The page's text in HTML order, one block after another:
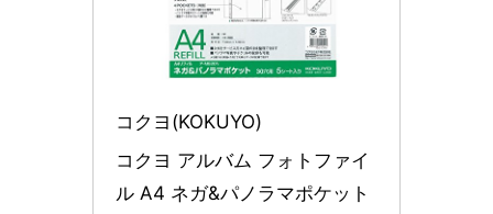
コクヨ(KOKUYO)
コクヨ アルバム フォトファイ
ル A4 ネガ&パノラマポケット